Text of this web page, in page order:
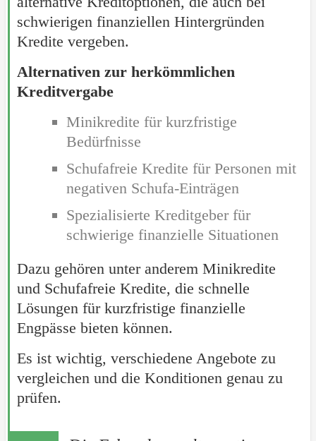
schwierigen finanziellen Hintergründen
Kredite vergeben.
Alternativen zur herkömmlichen
Kreditvergabe
Minikredite für kurzfristige
Bedürfnisse
Schufafreie Kredite für Personen mit
negativen Schufa-Einträgen
Spezialisierte Kreditgeber für
schwierige finanzielle Situationen
Dazu gehören unter anderem Minikredite
und Schufafreie Kredite, die schnelle
Lösungen für kurzfristige finanzielle
Engpässe bieten können.
Es ist wichtig, verschiedene Angebote zu
vergleichen und die Konditionen genau zu
prüfen.